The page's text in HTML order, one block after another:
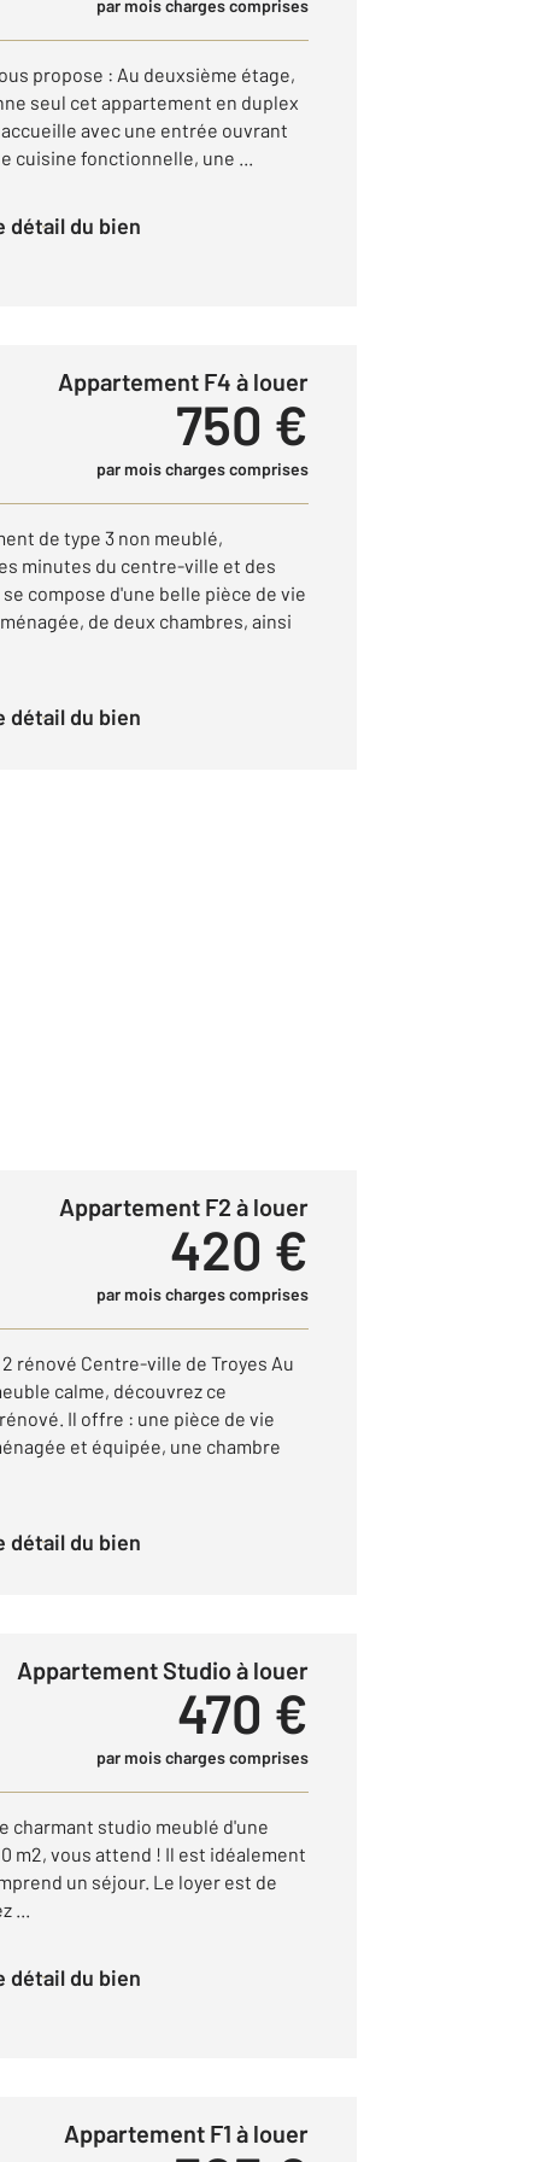
par mois charges comprises
propose : Au deuxsième étage,
seul cet appartement en duplex
accueille avec une entrée ouvrant
cuisine fonctionnelle, une ...
détail du bien
Appartement F4 à louer
750 €
par mois charges comprises
de type 3 non meublé,
minutes du centre-ville et des
compose d'une belle pièce de vie
de deux chambres, ainsi
détail du bien
Appartement F2 à louer
420 €
par mois charges comprises
rénové Centre-ville de Troyes Au
calme, découvrez ce
Il offre : une pièce de vie
et équipée, une chambre
détail du bien
Appartement Studio à louer
470 €
par mois charges comprises
charmant studio meublé d'une
m2, vous attend ! Il est idéalement
un séjour. Le loyer est de
...
détail du bien
Appartement F1 à louer